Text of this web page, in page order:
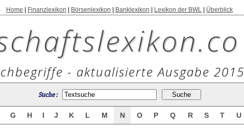
Home Finanzlexikon Börsenlexikon Banklexikon Lexikon der BWL Überblick
- aktualisierte Ausgabe 2015
Suche :
G H I J K L M N O P Q R S T U